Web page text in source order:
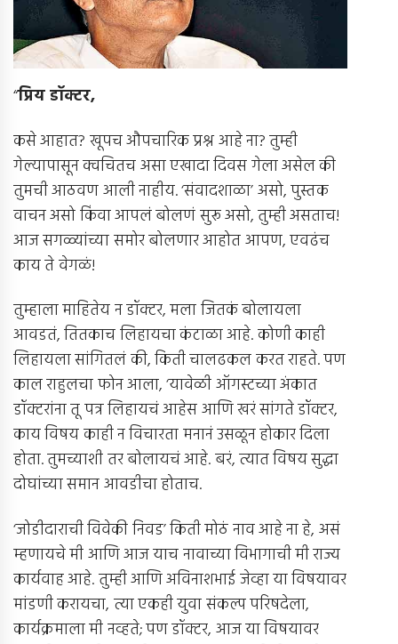
“प्रिय डॉक्टर,
कसे आहात? खूपच औपचारिक प्रश्न आहे ना? तुम्ही
गेल्यापासून क्वचितच असा एखादा दिवस गेला असेल की
तुमची आठवण आली नाहीय. ‘संवादशाळा’ असो, पुस्तक
वाचन असो किंवा आपलं बोलणं सुरू असो, तुम्ही असताच!
आज सगळ्यांच्या समोर बोलणार आहोत आपण, एवढंच
काय ते वेगळं!
तुम्हाला माहितेय न डॉक्टर, मला जितकं बोलायला
आवडतं, तितकाच लिहायचा कंटाळा आहे. कोणी काही
लिहायला सांगितलं की, किती चालढकल करत राहते. पण
काल राहुलचा फोन आला, ‘यावेळी ऑगस्टच्या अंकात
डॉक्टरांना तू पत्र लिहायचं आहेस आणि खरं सांगते डॉक्टर,
काय विषय काही न विचारता मनानं उसळून होकार दिला
होता. तुमच्याशी तर बोलायचं आहे. बरं, त्यात विषय सुद्धा
दोघांच्या समान आवडीचा होताच.
‘जोडीदाराची विवेकी निवड’ किती मोठं नाव आहे ना हे, असं
म्हणायचे मी आणि आज याच नावाच्या विभागाची मी राज्य
कार्यवाह आहे. तुम्ही आणि अविनाशभाई जेव्हा या विषयावर
मांडणी करायचा, त्या एकही युवा संकल्प परिषदेला,
कार्यक्रमाला मी नव्हते; पण डॉक्टर, आज या विषयावर